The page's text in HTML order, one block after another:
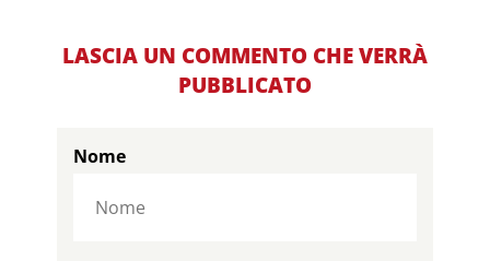
LASCIA UN COMMENTO CHE VERRÀ
PUBBLICATO
Nome